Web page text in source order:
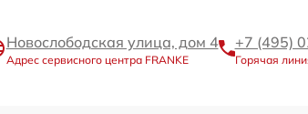
Новослободская улица, дом 4
Адрес сервисного центра FRANKE
+7 (495)
Горячая